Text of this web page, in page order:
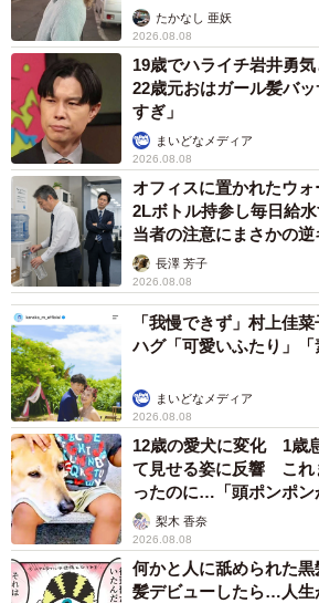
ストに取材】
たかなし 亜妖
2026.08.08
19歳でハライチ岩井勇気
22歳元おはガール髪バ
すぎ」
まいどなメディア
2026.08.08
オフィスに置かれたウ
2Lボトル持参し毎日給
当者の注意にまさかの
説】長澤 芳子
2026.08.08
「我慢できず」村上佳
ハグ「可愛いふたり」「
まいどなメディア
2026.08.08
12歳の愛犬に変化 1歳
て見せる姿に反響 これ
ったのに…「頭ポンポン
「尊…」
梨木 香奈
2026.08.08
何かと人に舐められた
髪デビューしたら…人生